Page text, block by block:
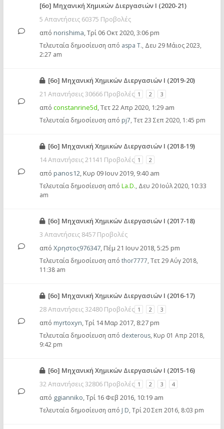
[6ο] Μηχανική Χημικών Διεργασιών Ι (2020-21)
5 Απαντήσεις 60375 Προβολές
από norishima,Τρί 06 Οκτ 2020, 3:06 pm
Τελευταία δημοσίευση από aspa T., Δευ 29 Μάιος 2023,
2:27 am
[6ο] Μηχανική Χημικών Διεργασιών Ι (2019-20)
21 Απαντήσεις 30666 Προβολές 1 2 3
από constanrine5d,Τετ 22 Απρ 2020, 1:29 am
Τελευταία δημοσίευση από pj7, Τετ 23 Σεπ 2020, 1:45 pm
[6ο] Μηχανική Χημικών Διεργασιών Ι (2018-19)
14 Απαντήσεις 21141 Προβολές 1 2
από panos12, Κυρ 09 Ιουν 2019, 9:40 am
Τελευταία δημοσίευση από La.D., Δευ 20 Ιούλ 2020, 10:33
am
[6ο] Μηχανική Χημικών Διεργασιών Ι (2017-18)
3 Απαντήσεις 8457 Προβολές
από Χρηστος976347, Πέμ 21 Ιουν 2018, 5:25 pm
Τελευταία δημοσίευση από thor7777, Τετ 29 Αύγ 2018,
11:38 am
[6ο] Μηχανική Χημικών Διεργασιών Ι (2016-17)
28 Απαντήσεις 32480 Προβολές 1 2 3
από myrtoxyn,Τρί 14 Μαρ 2017, 8:27 pm
Τελευταία δημοσίευση από dexterous, Κυρ 01 Απρ 2018,
9:42 pm
[6ο] Μηχανική Χημικών Διεργασιών Ι (2015-16)
32 Απαντήσεις 32806 Προβολές 1 2 3 4
από ggianniko,Τρί 16 Φεβ 2016, 10:19 am
Τελευταία δημοσίευση από J D, Τρί 20 Σεπ 2016, 8:03 pm